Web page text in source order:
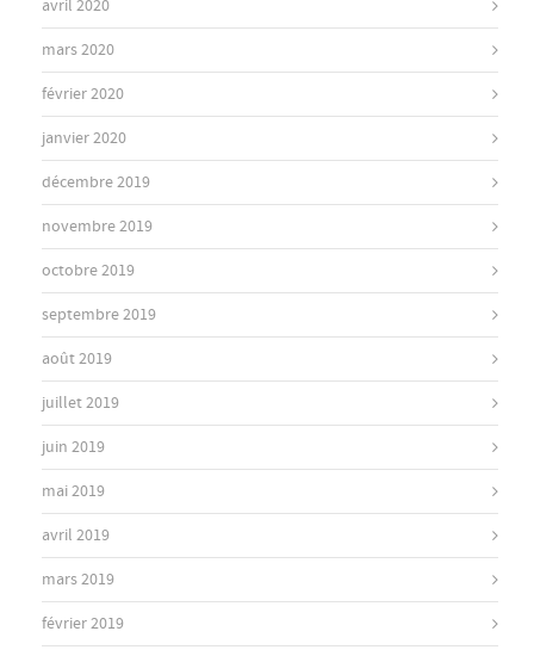
avril 2020
mars 2020
février 2020
janvier 2020
décembre 2019
novembre 2019
octobre 2019
septembre 2019
août 2019
juillet 2019
juin 2019
mai 2019
avril 2019
mars 2019
février 2019